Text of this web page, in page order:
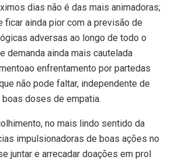
dias não é das mais animadoras;
ficar ainda pior com a previsão de
adversas ao longo de todo o
demanda ainda mais cautelada
enfrentamento por partedas
não pode faltar, independente de
boas doses de empatia.
no mais lindo sentido da
impulsionadoras de boas ações no
juntar e arrecadar doações em prol